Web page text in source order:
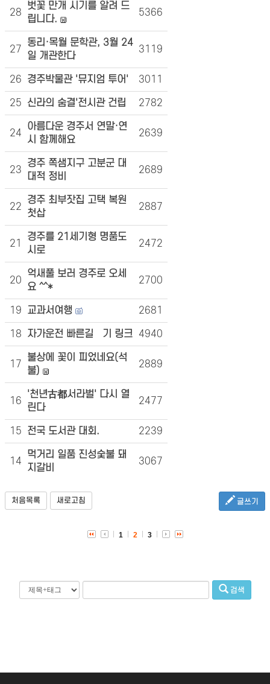
28
벗꽃 만개 시기를 알려 드
립니다.
5366
27
동리·목월 문학관, 3월 24
일 개관한다
3119
26 경주박물관 '뮤지엄 투어' 3011
25 신라의 숨결'전시관 건립 2782
24
아름다운 경주서 연말·연
시 함께해요
2639
23
경주 쪽샘지구 고분군 대
대적 정비
2689
22
경주 최부잣집 고택 복원
첫삽
2887
21
경주를 21세기형 명품도
시로
2472
20
억새풀 보러 경주로 오세
요 ^^*
2700
19 교과서여행 2681
18 자가운전 빠른길찿기 링크 4940
17
불상에 꽃이 피었네요(석
불)
2889
16
'천년古都서라벌' 다시 열
린다
2477
15 전국 도서관 대회. 2239
14
먹거리 일품 진성숯불 돼
지갈비
3067
처음목록 새로고침 글쓰기
1 2 3
검색